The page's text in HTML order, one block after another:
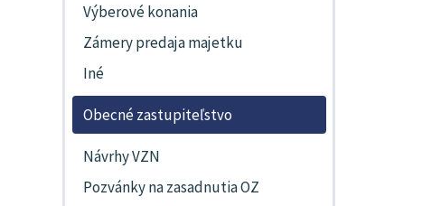
Výberové konania
Zámery predaja majetku
Iné
Obecné zastupiteľstvo
Návrhy VZN
Pozvánky na zasadnutia OZ